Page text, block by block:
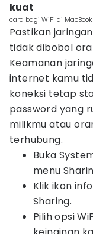
kuat
cara bagi WiFi di
Pastikan jaringan
tidak dibobol
Keamanan
internet kamu
koneksi tetap
password yang
milikmu atau
terhubung.
Buka
menu
Klik ikon
Sharing.
Pilih opsi